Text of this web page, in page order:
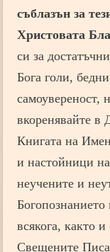
съблазън за
Христовата
си за
Бога голи,
самоувереност,
вкоренявайте в
Книгата на
и настойници
неучените и
всякога, както и
Свещените